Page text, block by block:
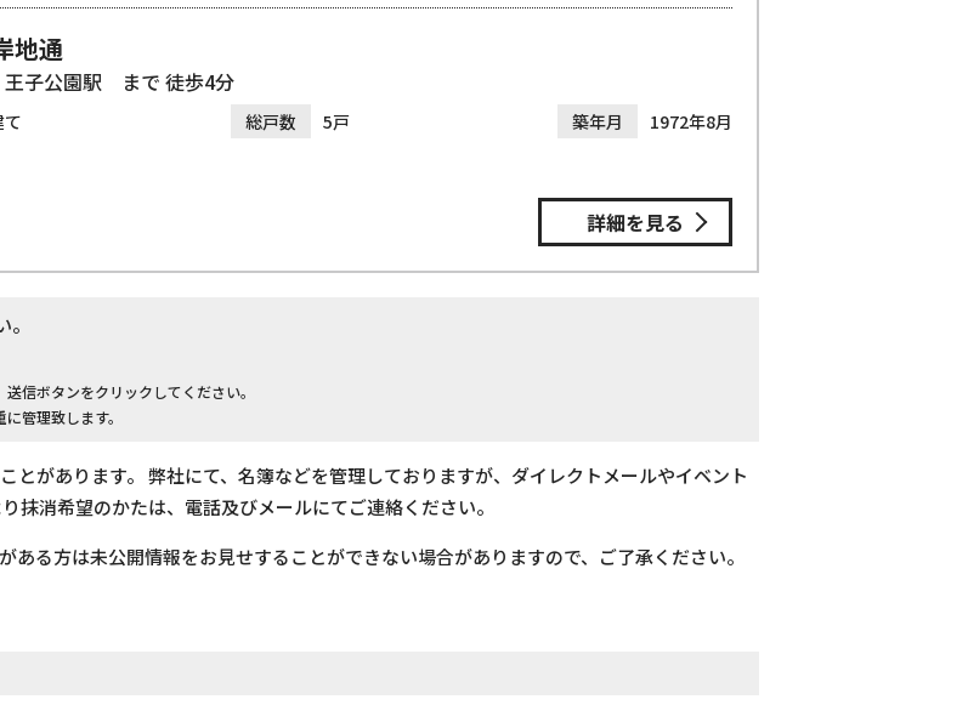
地通
子公園駅 まで 徒歩4分
総戸数 5戸 築年月 1972年8月
詳細を見る
信ボタンをクリックしてください。
管理致します。
とがあります。 弊社にて、名簿などを管理しておりますが、ダイレクトメールやイベント
抹消希望のかたは、電話及びメールにてご連絡ください。
る方は未公開情報をお見せすることができない場合がありますので、ご了承ください。